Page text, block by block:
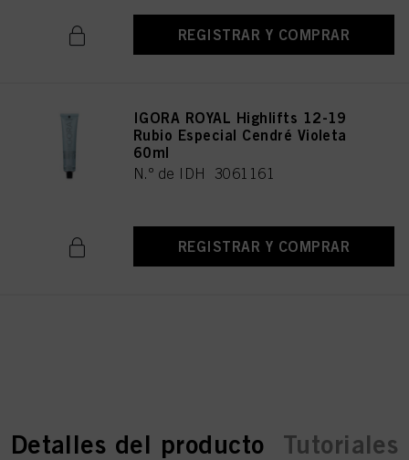
REGISTRAR Y COMPRAR
IGORA ROYAL Highlifts 12-19
Rubio Especial Cendré Violeta
60ml
N.º de IDH 3061161
REGISTRAR Y COMPRAR
current tab:
current tab:
Detalles del producto Tutoriales